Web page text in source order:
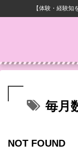
【体験・経験知
毎月
NOT FOUND